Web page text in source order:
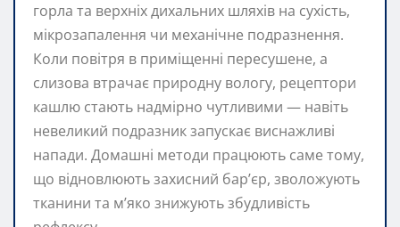
горла та верхніх дихальних шляхів на сухість,
мікрозапалення чи механічне подразнення.
Коли повітря в приміщенні пересушене, а
слизова втрачає природну вологу, рецептори
кашлю стають надмірно чутливими — навіть
невеликий подразник запускає виснажливі
напади. Домашні методи працюють саме тому,
що відновлюють захисний бар’єр, зволожують
тканини та м’яко знижують збудливість